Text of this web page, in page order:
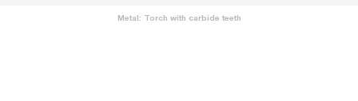
Metal: Torch with carbide teeth